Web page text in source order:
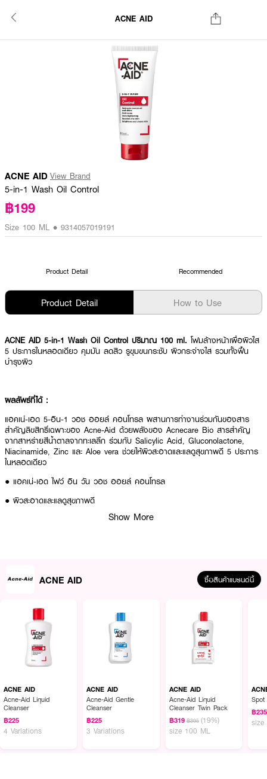
ACNE AID
ACNE AID View Brand
5-in-1 Wash Oil Control
฿199
Size 100 ML • 9314057019191
Product Detail Recommended
Product Detail How to Use
ACNE AID 5-in-1 Wash Oil Control ปริมาณ 100 ml. โฟมล้างหน้าเผื่อผิวใส
5 ประการในหลอดเดียว คุมมัน ลดสิว รูขุมขนกระชับ ผิวกระจ่างใส รวมทั้งฟื้น
บำรุงผิว
ผลลัพธ์ที่ได้ :
แอคเน่-เอด 5-อิน-1 วอช ออยล์ คอนโทรล ผสานการทำงานร่วมกันของสาร
สำคัญลิขสิทธิ์เฉพาะของ Acne-Aid ด้วยพลังของ Acnecare Bio สารสำคัญ
จากสาหร่ายสีน้ำตาลจากทะเลลึก ร่วมกับ Salicylic Acid, Gluconolactone,
Niacinamide, Zinc และ Aloe vera ช่วยให้ผิวสะอาดและแลดูสุขภาพดี 5 ประการ
ในหลอดเดียว
● แอคเน่-เอด ไฟว์ อิน วัน วอช ออยล์ คอนโทรล
● ผิวสะอาดและแลดูสุขภาพดี
● ฟื้นบำรุงผิว
How to Use :
นวดเบา ๆบนใบหน้าที่เปียก ล้างออกด้วยน้ำให้สะอาด เหมาะสำหรับใช้เป็นประจำทุก
Show More
ACNE AID ซื้อสินค้าแบรนด์นี้
ACNE AID
Acne-Aid Liquid
Cleanser
฿225
4 Variations
ACNE AID
Acne-Aid Gentle
Cleanser
฿225
3 Variations
ACNE AID
Acne-Aid Liquid
Cleanser Twin Pack
฿319 ฿395 (19%)
size 100 ML
Spot
฿235
size